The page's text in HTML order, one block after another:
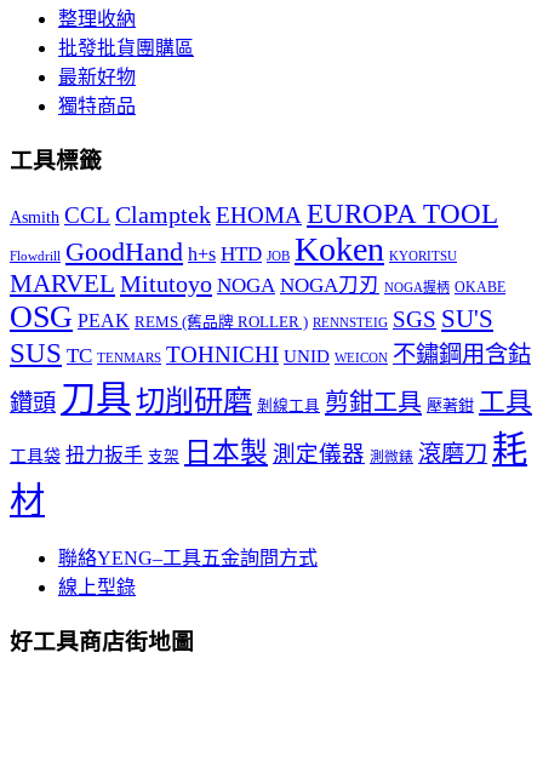
整理收納
批發批貨團購區
最新好物
獨特商品
工具標籤
Asmith CCL ClamptekEHOMA EUROPA TOOL
Flowdrill GoodHand h+s HTD JOB Koken KYORITSU
MARVEL Mitutoyo NOGA NOGA刀刃 NOGA握柄 OKABE
OSG PEAK REMS (舊品牌 ROLLER ) RENNSTEIG SGS SU'S
SUS TC TENMARS TOHNICHI UNID WEICON 不鏽鋼用含鈷
鑽頭 刀具切削研磨 剝線工具 剪鉗工具 壓著鉗 工具
工具袋 扭力扳手 支架 日本製 測定儀器 測微錶 滾磨刀 耗
材
聯絡YENG–工具五金詢問方式
線上型錄
好工具商店街地圖